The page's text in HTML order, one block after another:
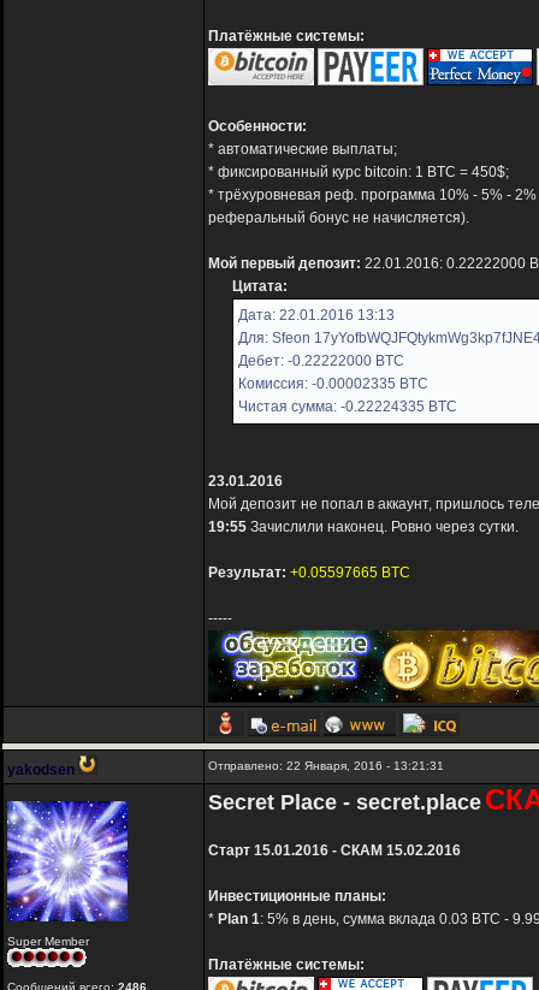
Платёжные системы:
Особенности:
* автоматические выплаты;
* фиксированный курс bitcoin: 1 BTC = 450$;
* трёхуровневая реф. программа 10% - 5% -
реферальный бонус не начисляется).
Мой первый депозит: 22.01.2016: 0.22222000
Цитата:
Дата: 22.01.2016 13:13
Для: Sfeon
Дебет: -0.22222000 BTC
Комиссия: -0.00002335 BTC
Чистая сумма: -0.22224335 BTC
23.01.2016
Мой депозит не попал в аккаунт, пришлось
19:55 Зачислили наконец. Ровно через сутки.
Результат: +0.05597665 BTC
-----
yakodsen Отправлено: 22 Января, 2016 - 13:21:31
Super Member
Сообщений всего: 2486
Secret Place - secret.place
Старт 15.01.2016 - СКАМ 15.02.2016
Инвестиционные планы:
* Plan 1: 5% в день, сумма вклада 0.03 BTC -
Платёжные системы: